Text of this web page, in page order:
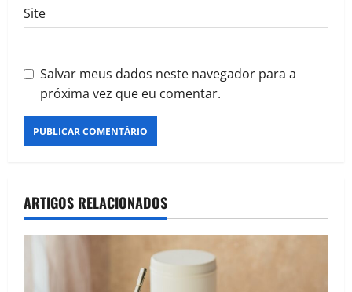
Site
Salvar meus dados neste navegador para a
próxima vez que eu comentar.
ARTIGOS RELACIONADOS